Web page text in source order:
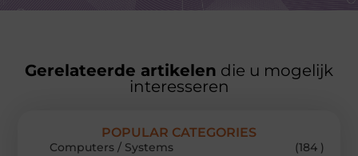
Gerelateerde artikelen die u mogelijk
interesseren
POPULAR CATEGORIES
Computers / Systems
(184 )